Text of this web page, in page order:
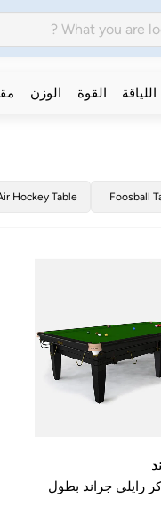
اللياقة القوة الوزن
Foosball
Hockey Table
رايلي جراند بطول